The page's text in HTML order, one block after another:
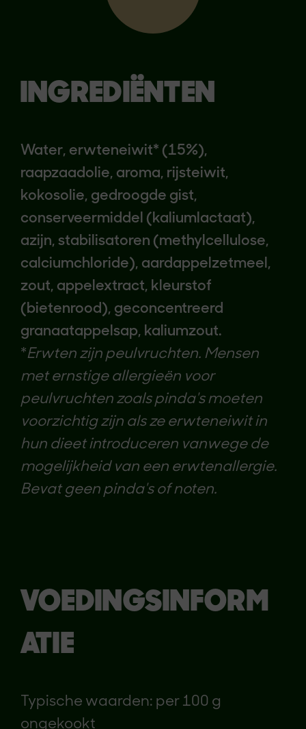
INGREDIËNTEN
Water, erwteneiwit* (15%),
raapzaadolie, aroma, rijsteiwit,
kokosolie, gedroogde gist,
conserveermiddel (kaliumlactaat),
azijn, stabilisatoren (methylcellulose,
calciumchloride), aardappelzetmeel,
zout, appelextract, kleurstof
(bietenrood), geconcentreerd
granaatappelsap, kaliumzout.
*Erwten zijn peulvruchten. Mensen
met ernstige allergieën voor
peulvruchten zoals pinda's moeten
voorzichtig zijn als ze erwteneiwit in
hun dieet introduceren vanwege de
mogelijkheid van een erwtenallergie.
Bevat geen pinda's of noten.
VOEDINGSINFORM
ATIE
Typische waarden: per 100 g
ongekookt